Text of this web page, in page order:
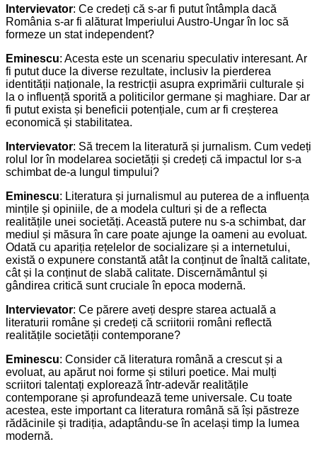
Intervievator: Ce credeți că s-ar fi putut întâmpla dacă
România s-ar fi alăturat Imperiului Austro-Ungar în loc să
formeze un stat independent?
Eminescu: Acesta este un scenariu speculativ interesant. Ar
fi putut duce la diverse rezultate, inclusiv la pierderea
identității naționale, la restricții asupra exprimării culturale și
la o influență sporită a politicilor germane și maghiare. Dar ar
fi putut exista și beneficii potențiale, cum ar fi creșterea
economică și stabilitatea.
Intervievator: Să trecem la literatură și jurnalism. Cum vedeți
rolul lor în modelarea societății și credeți că impactul lor s-a
schimbat de-a lungul timpului?
Eminescu: Literatura și jurnalismul au puterea de a influența
mințile și opiniile, de a modela culturi și de a reflecta
realitățile unei societăți. Această putere nu s-a schimbat, dar
mediul și măsura în care poate ajunge la oameni au evoluat.
Odată cu apariția rețelelor de socializare și a internetului,
există o expunere constantă atât la conținut de înaltă calitate,
cât și la conținut de slabă calitate. Discernământul și
gândirea critică sunt cruciale în epoca modernă.
Intervievator: Ce părere aveți despre starea actuală a
literaturii române și credeți că scriitorii români reflectă
realitățile societății contemporane?
Eminescu: Consider că literatura română a crescut și a
evoluat, au apărut noi forme și stiluri poetice. Mai mulți
scriitori talentați explorează într-adevăr realitățile
contemporane și aprofundează teme universale. Cu toate
acestea, este important ca literatura română să își păstreze
rădăcinile și tradiția, adaptându-se în același timp la lumea
modernă.